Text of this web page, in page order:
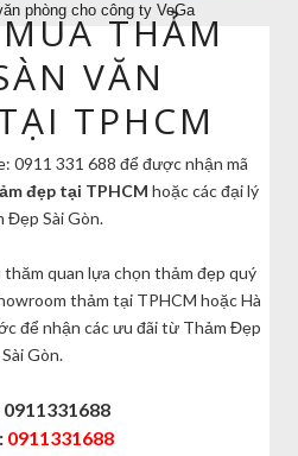
phòng cho công ty VeGa
VĂN
TPHCM
đẹp tại TPHCM hoặc các đại lý
Đẹp Sài Gòn.
quan lựa chọn thảm đẹp quý
thảm tại TPHCM hoặc Hà
để nhận các ưu đãi từ Thảm Đẹp
Sài Gòn.
0911331688